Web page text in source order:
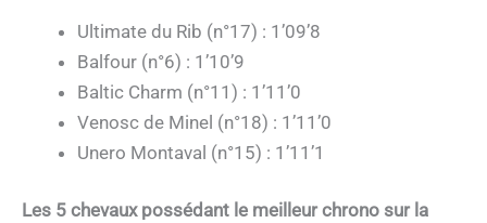
Ultimate du Rib (n°17) : 1’09’8
Balfour (n°6) : 1’10’9
Baltic Charm (n°11) : 1’11’0
Venosc de Minel (n°18) : 1’11’0
Unero Montaval (n°15) : 1’11’1
Les 5 chevaux possédant le meilleur chrono sur la